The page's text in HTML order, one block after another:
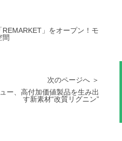
」をオープン！モ
間
次のページへ ＞
ー、高付加価値製品を生み出
す新素材“改質リグニン”